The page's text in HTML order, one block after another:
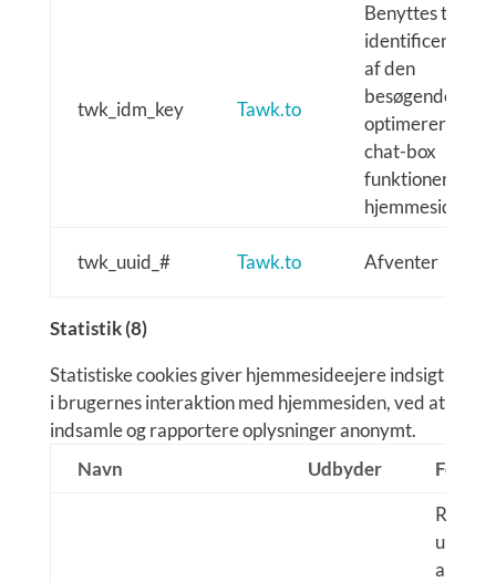
twk_idm_key Tawk.to
Benyttes til
identificering
af den
besøgende –
optimerer
chat-box
funktionen på
hjemmesiden.
twk_uuid_# Tawk.to Afventer
Statistik (8)
Statistiske cookies giver hjemmesideejere indsigt
i brugernes interaktion med hjemmesiden, ved at
indsamle og rapportere oplysninger anonymt.
Navn
Udbyder Formål
unikt